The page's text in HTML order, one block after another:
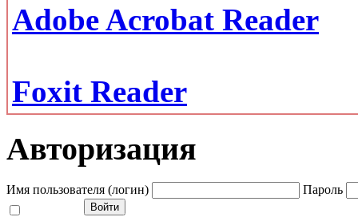
Adobe Acrobat Reader
Foxit Reader
Авторизация
Имя пользователя (логин) Пароль